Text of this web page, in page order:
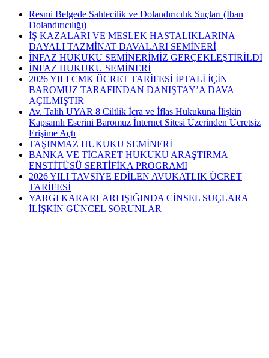
Resmi Belgede Sahtecilik ve Dolandırıcılık Suçları (İban
Dolandırıcılığı)
İŞ KAZALARI VE MESLEK HASTALIKLARINA
DAYALI TAZMİNAT DAVALARI SEMİNERİ
İNFAZ HUKUKU SEMİNERİMİZ GERÇEKLEŞTİRİLDİ
İNFAZ HUKUKU SEMİNERİ
2026 YILI CMK ÜCRET TARİFESİ İPTALİ İÇİN
BAROMUZ TARAFINDAN DANIŞTAY’A DAVA
AÇILMIŞTIR
Av. Talih UYAR 8 Ciltlik İcra ve İflas Hukukuna İlişkin
Kapsamlı Eserini Baromuz İnternet Sitesi Üzerinden Ücretsiz
Erişime Açtı
TAŞINMAZ HUKUKU SEMİNERİ
BANKA VE TİCARET HUKUKU ARAŞTIRMA
ENSTİTÜSÜ SERTİFİKA PROGRAMI
2026 YILI TAVSİYE EDİLEN AVUKATLIK ÜCRET
TARİFESİ
YARGI KARARLARI IŞIĞINDA CİNSEL SUÇLARA
İLİŞKİN GÜNCEL SORUNLAR